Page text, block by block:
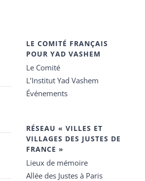
LE COMITÉ FRANÇAIS
POUR YAD VASHEM
Le Comité
L’Institut Yad Vashem
Événements
RÉSEAU « VILLES ET
VILLAGES DES JUSTES DE
FRANCE »
Lieux de mémoire
Allée des Justes à Paris